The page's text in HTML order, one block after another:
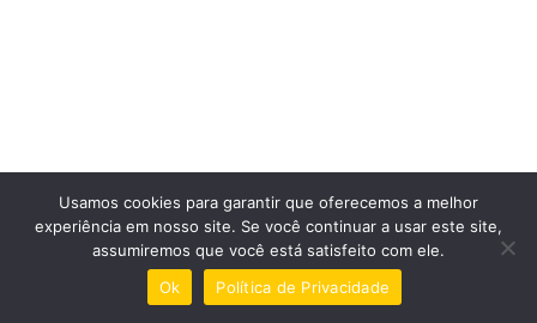
Usamos cookies para garantir que oferecemos a melhor
experiência em nosso site. Se você continuar a usar este site,
assumiremos que você está satisfeito com ele.
Ok
Política de Privacidade